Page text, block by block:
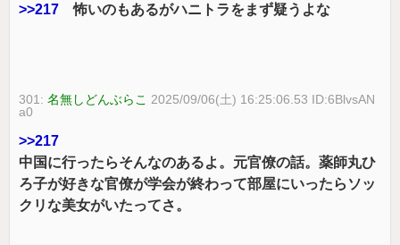
>>217 怖いのもあるがハニトラをまず疑うよな
301:名無しどんぶらこ 2025/09/06(土) 16:25:06.53 ID:6BlvsAN
a0
>>217
中国に行ったらそんなのあるよ。元官僚の話。薬師丸ひ
ろ子が好きな官僚が学会が終わって部屋にいったらソッ
クリな美女がいたってさ。